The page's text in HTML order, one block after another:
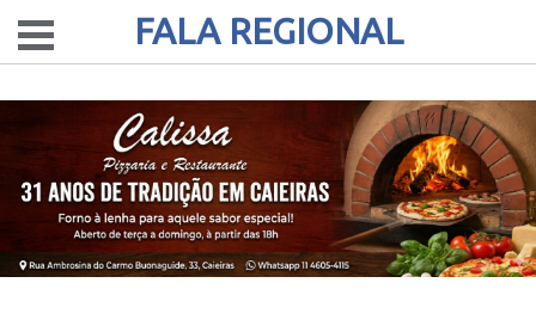
FALA REGIONAL